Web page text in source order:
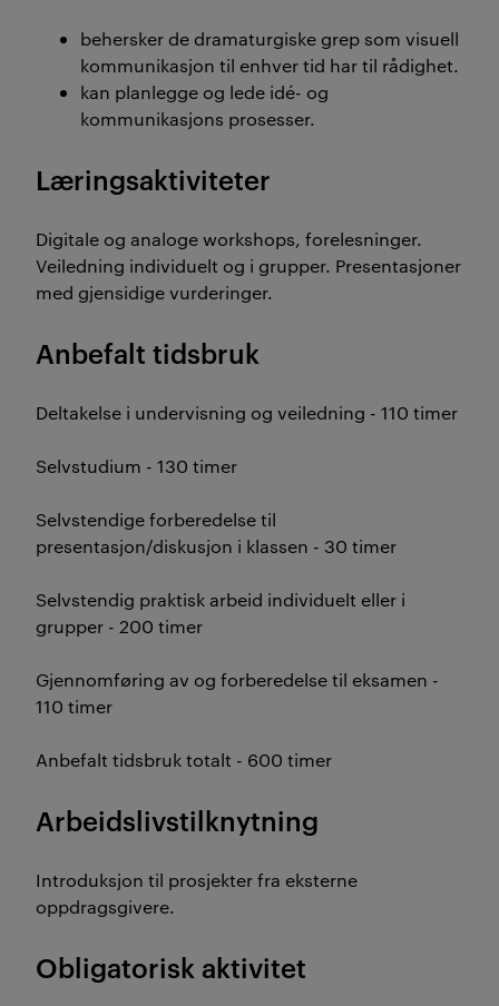
behersker de dramaturgiske grep som visuell
kommunikasjon til enhver tid har til rådighet.
kan planlegge og lede idé- og
kommunikasjons prosesser.
Læringsaktiviteter
Digitale og analoge workshops, forelesninger.
Veiledning individuelt og i grupper. Presentasjoner
med gjensidige vurderinger.
Anbefalt tidsbruk
Deltakelse i undervisning og veiledning - 110 timer
Selvstudium - 130 timer
Selvstendige forberedelse til
presentasjon/diskusjon i klassen - 30 timer
Selvstendig praktisk arbeid individuelt eller i
grupper - 200 timer
Gjennomføring av og forberedelse til eksamen -
110 timer
Anbefalt tidsbruk totalt - 600 timer
Arbeidslivstilknytning
Introduksjon til prosjekter fra eksterne
oppdragsgivere.
Obligatorisk aktivitet